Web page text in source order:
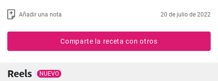
Añadir una nota 20 de julio de 2022
Comparte la receta con otros
Reels NUEVO